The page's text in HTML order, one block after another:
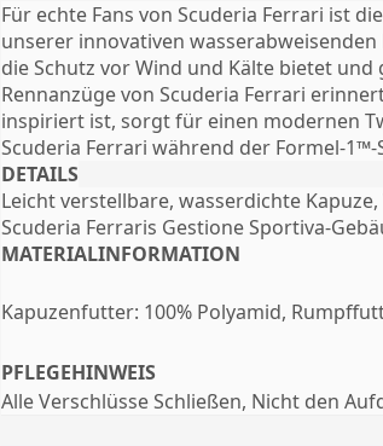
Für echte Fans von Scuderia Ferrari ist
unserer innovativen
die Schutz vor Wind und Kälte bietet
Rennanzüge von Scuderia Ferrari
inspiriert ist, sorgt für einen modernen
Scuderia Ferrari während der Formel-
DETAILS
Leicht verstellbare, wasserdichte
Scuderia Ferraris Gestione Sportiva-
MATERIALINFORMATION
Kapuzenfutter: 100% Polyamid,
PFLEGEHINWEIS
Alle Verschlüsse Schließen, Nicht den